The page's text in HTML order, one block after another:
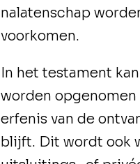
nalatenschap
voorkomen.
In het testament
worden
erfenis van de
blijft. Dit wordt ook